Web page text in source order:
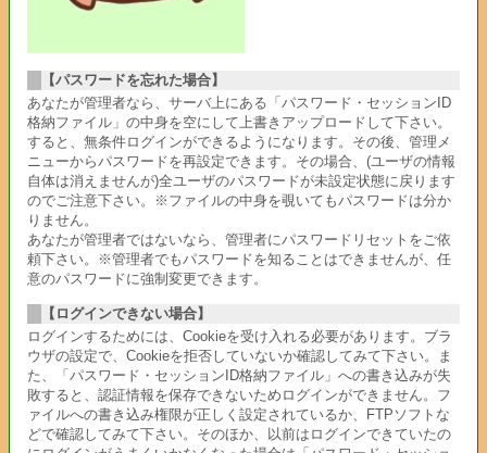
【パスワードを忘れた場合】
あなたが管理者なら、サーバ上にある「パスワード・セッションID
格納ファイル」の中身を空にして上書きアップロードして下さい。
すると、無条件ログインができるようになります。その後、管理メ
ニューからパスワードを再設定できます。その場合、(ユーザの情報
自体は消えませんが)全ユーザのパスワードが未設定状態に戻ります
のでご注意下さい。※ファイルの中身を覗いてもパスワードは分か
りません。
あなたが管理者ではないなら、管理者にパスワードリセットをご依
頼下さい。※管理者でもパスワードを知ることはできませんが、任
意のパスワードに強制変更できます。
【ログインできない場合】
ログインするためには、Cookieを受け入れる必要があります。ブラ
ウザの設定で、Cookieを拒否していないか確認してみて下さい。ま
た、「パスワード・セッションID格納ファイル」への書き込みが失
敗すると、認証情報を保存できないためログインができません。フ
ァイルへの書き込み権限が正しく設定されているか、FTPソフトな
どで確認してみて下さい。そのほか、以前はログインできていたの